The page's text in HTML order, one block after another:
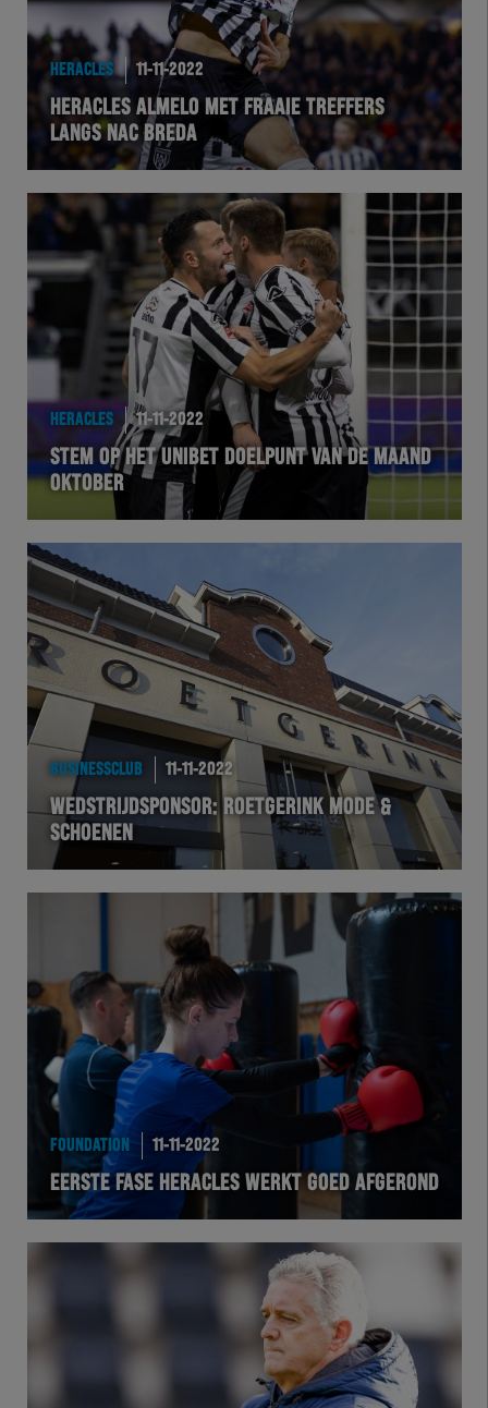
HERACLES 11-11-2022
HERACLES ALMELO MET FRAAIE TREFFERS
LANGS NAC BREDA
HERACLES 11-11-2022
STEM OP HET UNIBET DOELPUNT VAN DE MAAND
OKTOBER
BUSINESSCLUB 11-11-2022
WEDSTRIJDSPONSOR: ROETGERINK MODE &
SCHOENEN
FOUNDATION 11-11-2022
EERSTE FASE HERACLES WERKT GOED AFGEROND